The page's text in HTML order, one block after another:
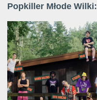
Popkiller Młode Wilki: